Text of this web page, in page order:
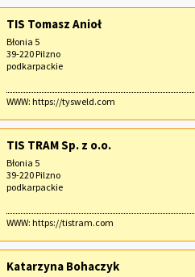
TIS Tomasz Anioł
Błonia 5
39-220 Pilzno
podkarpackie
WWW: https://tysweld.com
TIS TRAM Sp. z o.o.
Błonia 5
39-220 Pilzno
podkarpackie
WWW: https://tistram.com
Katarzyna Bohaczyk